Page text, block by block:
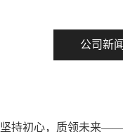
公司新闻
坚持初心，质领未来